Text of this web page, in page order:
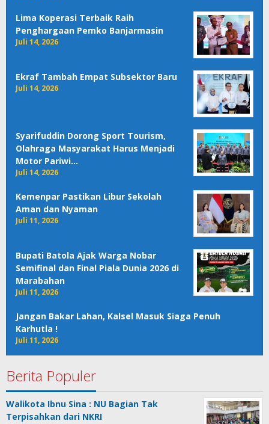
Lima Koperasi Terbaik Raih
Penghargaan Pemko Banjarmasin
Juli 14, 2026
Ekraf Tambah Empat Subsektor Baru
Juli 14, 2026
Syarifuddin Dorong Sport Tourism,
Olahraga Masyarakat Harus Menjadi
Motor Pariwi…
Juli 14, 2026
Kemenpar Pastikan Libur Sekolah
Aman dan Nyaman
Juli 11, 2026
Bupati Batola Ajak Warga Nobar
Semifinal dan Final Piala Dunia 2026 di
Marabahan
Juli 11, 2026
Jangan Bakar Lahan, Kalsel Masuk Siaga Penuh
Karhutla !
Juli 11, 2026
Berita Populer
Walikota Ibnu Sina : NU Bagian Tak
Terpisahkan dari NKRI